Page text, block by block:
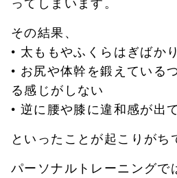
その結果、
• 太ももやふくらはぎばか
• お尻や体幹を鍛えている
る感じがしない
• 逆に腰や膝に違和感が出
といったことが起こりがち
パーソナルトレーニングで